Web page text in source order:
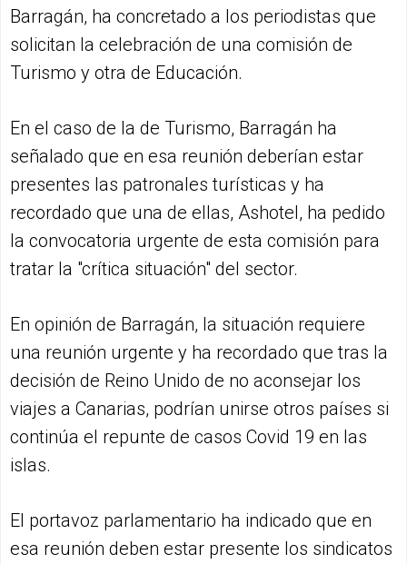
Barragán, ha concretado a los periodistas que
solicitan la celebración de una comisión de
Turismo y otra de Educación.
En el caso de la de Turismo, Barragán ha
señalado que en esa reunión deberían estar
presentes las patronales turísticas y ha
recordado que una de ellas, Ashotel, ha pedido
la convocatoria urgente de esta comisión para
tratar la "crítica situación" del sector.
En opinión de Barragán, la situación requiere
una reunión urgente y ha recordado que tras la
decisión de Reino Unido de no aconsejar los
viajes a Canarias, podrían unirse otros países si
continúa el repunte de casos Covid 19 en las
islas.
El portavoz parlamentario ha indicado que en
esa reunión deben estar presente los sindicatos